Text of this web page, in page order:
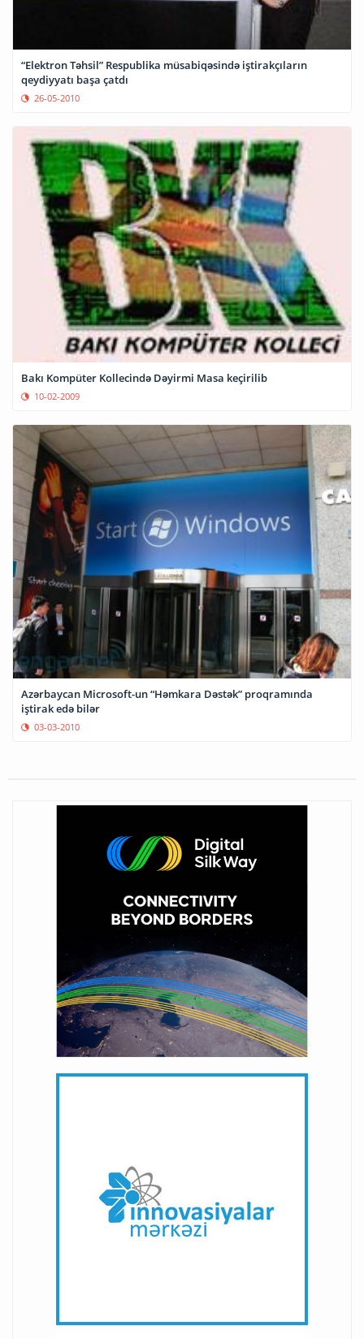
“Elektron Təhsil” Respublika müsabiqəsində iştirakçıların
qeydiyyatı başa çatdı
26-05-2010
Bakı Kompüter Kollecində Dəyirmi Masa keçirilib
10-02-2009
Azərbaycan Microsoft-un “Həmkara Dəstək” proqramında
iştirak edə bilər
03-03-2010